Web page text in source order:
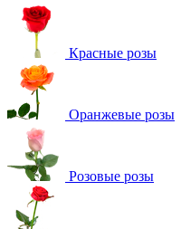
Красные розы
Оранжевые розы
Розовые розы